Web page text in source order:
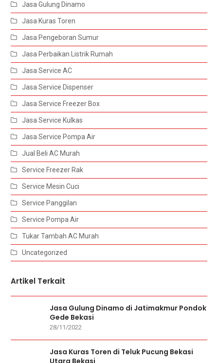
Jasa Gulung Dinamo
Jasa Kuras Toren
Jasa Pengeboran Sumur
Jasa Perbaikan Listrik Rumah
Jasa Service AC
Jasa Service Dispenser
Jasa Service Freezer Box
Jasa Service Kulkas
Jasa Service Pompa Air
Jual Beli AC Murah
Service Freezer Rak
Service Mesin Cuci
Service Panggilan
Service Pompa Air
Tukar Tambah AC Murah
Uncategorized
Artikel Terkait
Jasa Gulung Dinamo di Jatimakmur Pondok
Gede Bekasi
28/11/2022
Jasa Kuras Toren di Teluk Pucung Bekasi